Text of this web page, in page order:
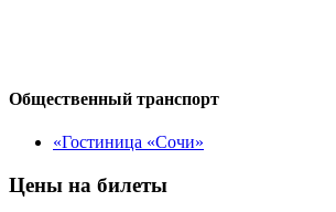
Общественный транспорт
«Гостиница «Сочи»
Цены на билеты